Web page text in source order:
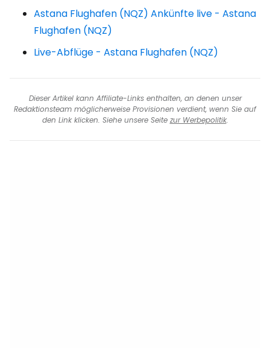
Astana Flughafen (NQZ) Ankünfte live - Astana
Flughafen (NQZ)
Live-Abflüge - Astana Flughafen (NQZ)
Dieser Artikel kann Affiliate-Links enthalten, an denen unser
Redaktionsteam möglicherweise Provisionen verdient, wenn Sie auf
den Link klicken. Siehe unsere Seite zur Werbepolitik.